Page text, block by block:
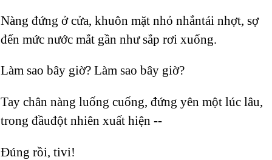
Nàng đứng ở cửa, khuôn mặt nhỏ nhắntái nhợt, sợ
đến mức nước mắt gần như sắp rơi xuống.
Làm sao bây giờ? Làm sao bây giờ?
Tay chân nàng luống cuống, đứng yên một lúc lâu,
trong đầuđột nhiên xuất hiện --
Đúng rồi, tivi!